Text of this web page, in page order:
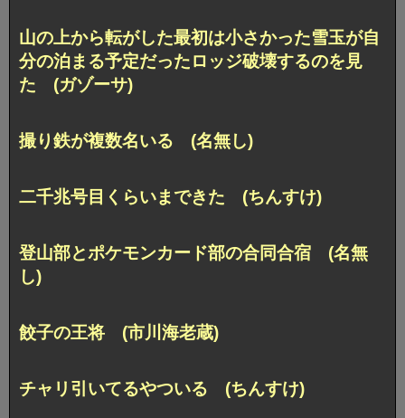
山の上から転がした最初は小さかった雪玉が自
分の泊まる予定だったロッジ破壊するのを見
た (ガゾーサ)
撮り鉄が複数名いる (名無し)
二千兆号目くらいまできた (ちんすけ)
登山部とポケモンカード部の合同合宿 (名無
し)
餃子の王将 (市川海老蔵)
チャリ引いてるやついる (ちんすけ)